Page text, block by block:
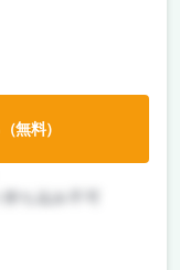
ち込み不可
無料）